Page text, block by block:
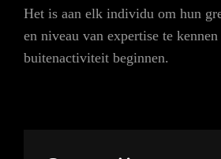
Het is aan elk individu om hun
en niveau van expertise te
buitenactiviteit beginnen.